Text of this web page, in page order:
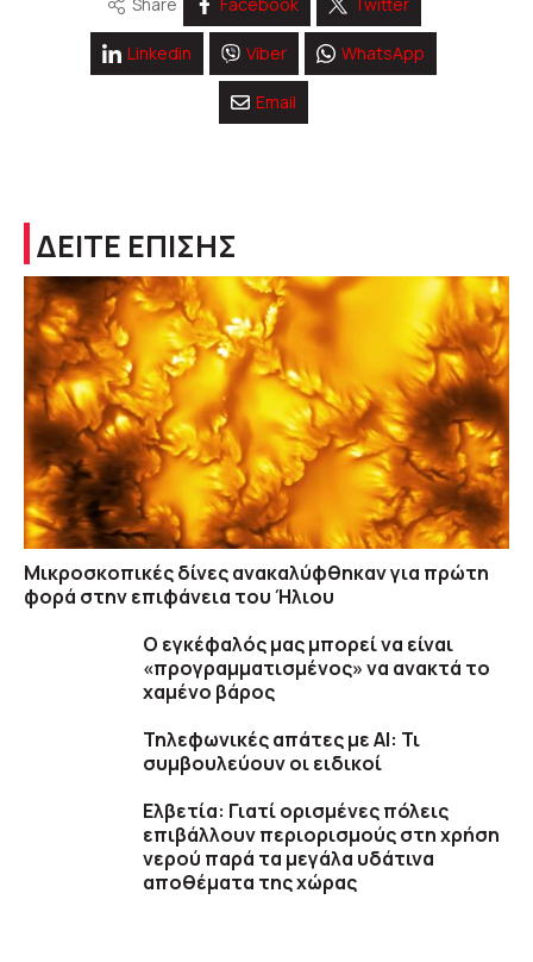
Linkedin Viber WhatsApp
Email
ΔΕΙΤΕ ΕΠΙΣΗΣ
Μικροσκοπικές δίνες ανακαλύφθηκαν για πρώτη
φορά στην επιφάνεια του Ήλιου
Ο εγκέφαλός μας μπορεί να είναι
«προγραμματισμένος» να ανακτά το
χαμένο βάρος
Τηλεφωνικές απάτες με ΑΙ: Τι
συμβουλεύουν οι ειδικοί
Ελβετία: Γιατί ορισμένες πόλεις
επιβάλλουν περιορισμούς στη χρήση
νερού παρά τα μεγάλα υδάτινα
αποθέματα της χώρας